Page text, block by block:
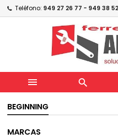
Teléfono: 949 27 26 77 - 949 38
 
BEGINNING
MARCAS